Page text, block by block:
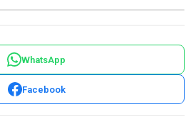
WhatsApp
Facebook